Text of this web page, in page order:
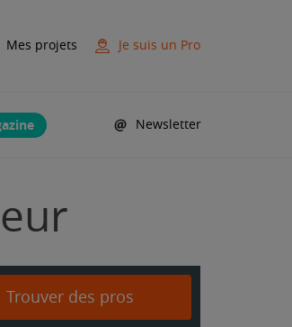
Mes projets Je suis un Pro
Newsletter
Trouver des pros